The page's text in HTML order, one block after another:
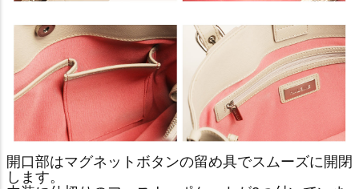
開口部はマグネットボタンの留め具でスムーズに開閉
します。